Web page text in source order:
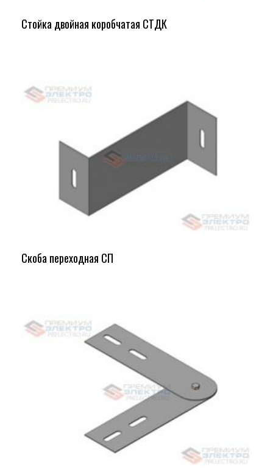
Стойка двойная коробчатая СТДК
Скоба переходная СП